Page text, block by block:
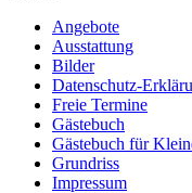
Angebote
Ausstattung
Bilder
Datenschutz-
Freie Termine
Gästebuch
Gästebuch für
Grundriss
Impressum